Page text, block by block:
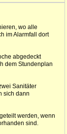
wo alle
im Alarmfall dort
abgedeckt
dem Stundenplan
Sanitäter
sich dann
werden, wenn
sind.